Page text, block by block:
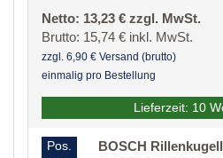
Netto: 13,23 € zzgl. MwSt.
Brutto: 15,74 € inkl. MwSt.
zzgl. 6,90 € Versand (brutto)
einmalig pro Bestellung
Lieferzeit: 10
Pos.
BOSCH